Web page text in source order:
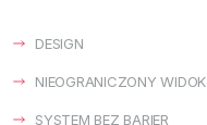
DESIGN
NIEOGRANICZONY WIDOK
SYSTEM BEZ BARIER